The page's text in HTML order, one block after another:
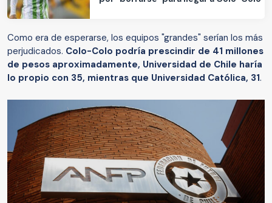
Como era de esperarse, los equipos "grandes" serían los más
perjudicados. Colo-Colo podría prescindir de 41 millones
de pesos aproximadamente, Universidad de Chile haría
lo propio con 35, mientras que Universidad Católica, 31.